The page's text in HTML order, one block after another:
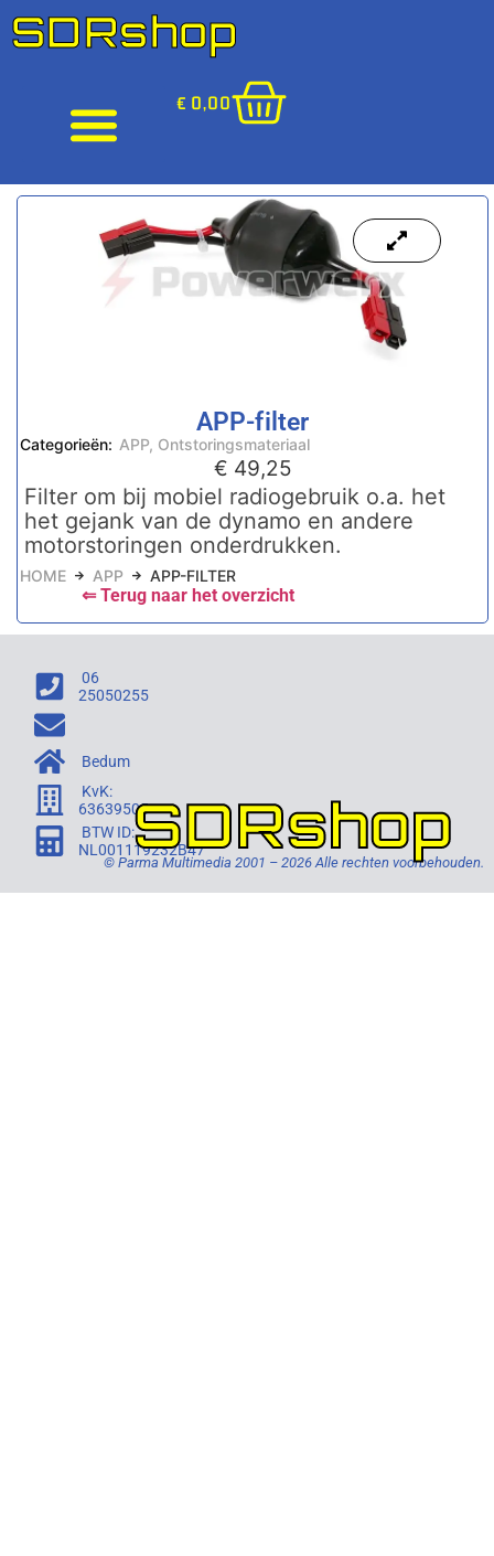
SDRshop
€ 0,00
APP-filter
Categorieën: APP, Ontstoringsmateriaal
€ 49,25
Filter om bij mobiel radiogebruik o.a. het
het gejank van de dynamo en andere
motorstoringen onderdrukken.
HOME APP APP-FILTER
⇐ Terug naar het overzicht
06
25050255
Bedum
KvK:
63639505
BTW ID:
NL001119232B47
© Parma Multimedia 2001 – 2026 Alle rechten voorbehouden.
SDRshop